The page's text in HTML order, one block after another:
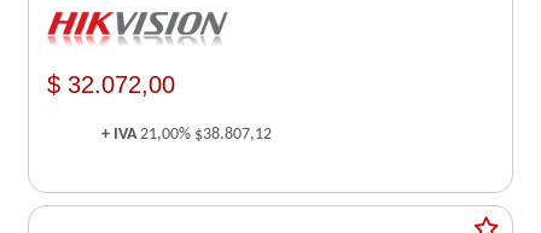
$ 32.072,00
+ IVA21,00% $38.807,12